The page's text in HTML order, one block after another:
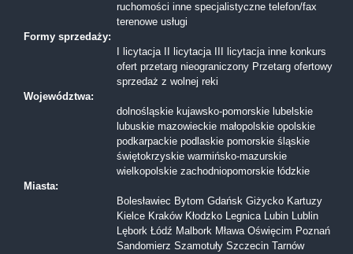
ruchomości inne specjalistyczne telefon/fax
terenowe usługi
Formy sprzedaży:
I licytacja
II licytacja III licytacja inne konkurs
ofert przetarg nieograniczony Przetarg ofertowy
sprzedaż z wolnej reki
Województwa:
dolnośląskie kujawsko-pomorskie lubelskie
lubuskie mazowieckie małopolskie opolskie
podkarpackie podlaskie pomorskie śląskie
świętokrzyskie warmińsko-mazurskie
wielkopolskie zachodniopomorskie łódzkie
Miasta:
Bolesławiec Bytom Gdańsk Giżycko Kartuzy
Kielce Kraków Kłodzko Legnica Lubin Lublin
Lębork Łódź Malbork Mława Oświęcim Poznań
Sandomierz Szamotuły Szczecin Tarnów